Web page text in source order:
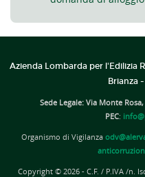
Azienda Lombarda per l'Edilizia
Brianza
Sede Legale: Via Monte
PEC:
Organismo di Vigilanza
Copyright © 2026 - C.F. / P.IVA /n.